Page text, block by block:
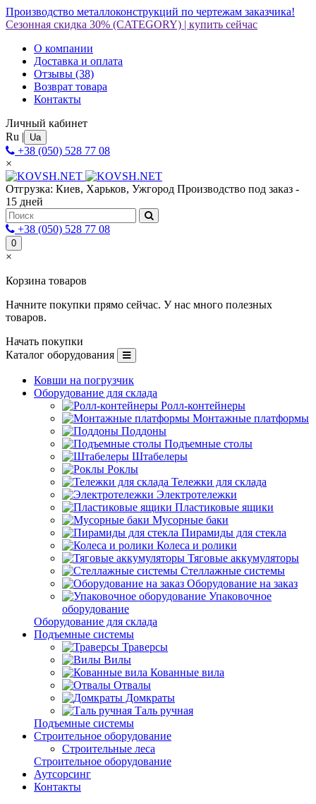
Производство металлоконструкций по чертежам заказчика!
Сезонная скидка 30% (CATEGORY) | купить сейчас
О компании
Доставка и оплата
Отзывы (38)
Возврат товара
Контакты
Личный кабинет
Ru | Ua
+38 (050) 528 77 08
×
Отгрузка: Киев, Харьков, Ужгород Производство под заказ -
15 дней
+38 (050) 528 77 08
0
×
Корзина товаров
Начните покупки прямо сейчас. У нас много полезных
товаров.
Начать покупки
Каталог оборудования
Ковши на погрузчик
Оборудование для склада
Ролл-контейнеры
Монтажные платформы
Поддоны
Подъемные столы
Штабелеры
Роклы
Тележки для склада
Электротележки
Пластиковые ящики
Мусорные баки
Пирамиды для стекла
Колеса и ролики
Тяговые аккумуляторы
Стеллажные системы
Оборудование на заказ
Упаковочное
оборудование
Оборудование для склада
Подъемные системы
Траверсы
Вилы
Кованные вила
Отвалы
Домкраты
Таль ручная
Подъемные системы
Строительное оборудование
Строительные леса
Строительное оборудование
Аутсорсинг
Контакты